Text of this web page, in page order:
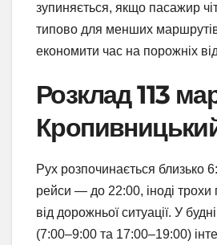
зупиняється, якщо пасажир
типово для менших
економити час на порожніх
Розклад 113
Рух розпочинається близько
рейси — до 22:00, іноді трохи
від дорожньої ситуації. У
(7:00–9:00 та 17:00–19:00)